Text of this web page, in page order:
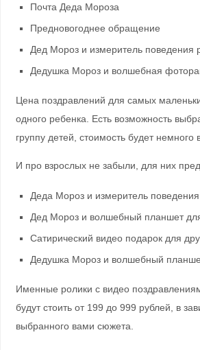
Почта Деда Мороза
Предновогоднее обращение
Дед Мороз и измеритель поведения
Дедушка Мороз и волшебная
Цена поздравлений для самых
одного ребенка. Есть возможность
группу детей, стоимость будет немного
И про взрослых не забыли, для них
Деда Мороз и измеритель
Дед Мороз и волшебный планшет
Сатирический видео подарок для
Дедушка Мороз и волшебный
Именные ролики с видео
будут стоить от 199 до 999 рублей, в
выбранного вами сюжета.